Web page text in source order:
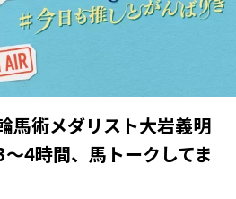
馬術メダリスト大岩義明
4時間、馬トークしてま